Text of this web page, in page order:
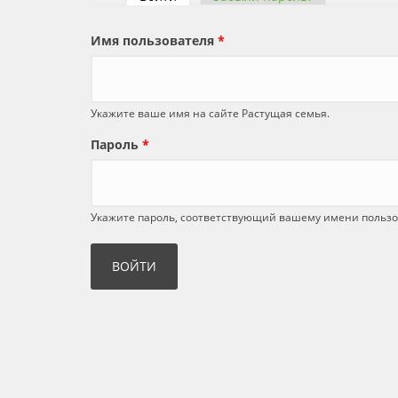
Имя пользователя *
Укажите ваше имя на сайте Растущая семья.
Пароль *
Укажите пароль, соответствующий вашему имени